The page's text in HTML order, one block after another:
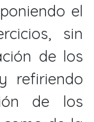
el
sin
de los
refiriendo
de los